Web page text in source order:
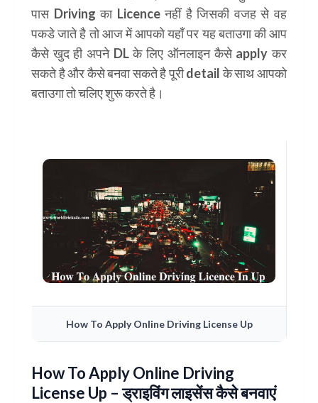
पास Driving का Licenceनहीं है जिसकी वजह से वह
पकडे जाते है तो आज में आपको यहाँ पर यह बताउगा की आप
कैसे खुद ही अपने DL के लिए ऑनलाइन कैसे apply कर
सकते है और कैसे बनवा सकते है पूरीdetailके साथ आपको
बताउगा तो चलिए शुरू करते है।
How To Apply Online Driving License Up
How To Apply Online Driving
License Up – ड्राइविंग लाइसेंस कैसे बनवाएं